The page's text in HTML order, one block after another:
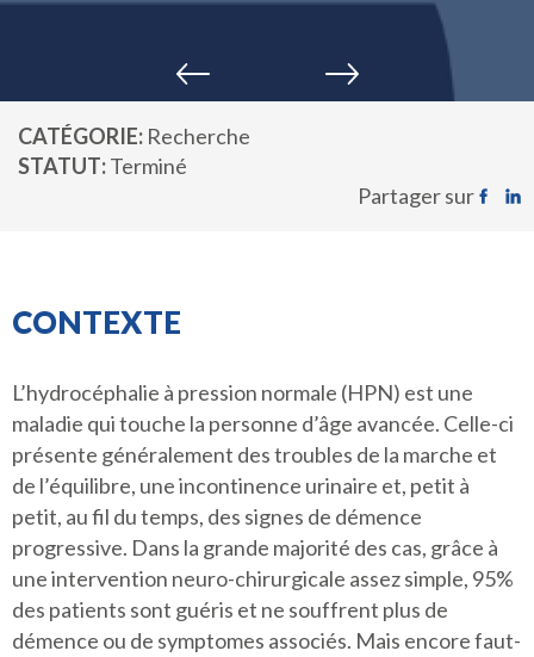
CATÉGORIE Recherche
STATUT Terminé
Partager sur
CONTEXTE
L’hydrocéphalie à pression normale (HPN) est une
maladie qui touche la personne d’âge avancée. Celle-ci
présente généralement des troubles de la marche et
de l’équilibre, une incontinence urinaire et, petit à
petit, au fil du temps, des signes de démence
progressive. Dans la grande majorité des cas, grâce à
une intervention neuro-chirurgicale assez simple, 95%
des patients sont guéris et ne souffrent plus de
démence ou de symptomes associés. Mais encore faut-